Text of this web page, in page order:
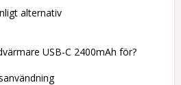
alternativ
USB-C 2400mAh för?